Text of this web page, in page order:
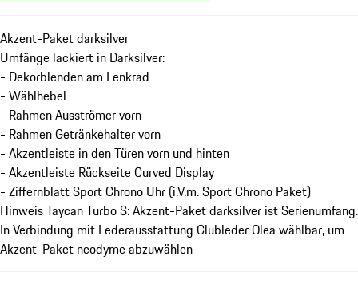
Akzent-Paket darksilver
Umfänge lackiert in Darksilver:
- Dekorblenden am Lenkrad
- Wählhebel
- Rahmen Ausströmer vorn
- Rahmen Getränkehalter vorn
- Akzentleiste in den Türen vorn und hinten
- Akzentleiste Rückseite Curved Display
- Ziffernblatt Sport Chrono Uhr (i.V.m. Sport Chrono Paket)
Hinweis Taycan Turbo S: Akzent-Paket darksilver ist Serienumfang.
In Verbindung mit Lederausstattung Clubleder Olea wählbar, um
Akzent-Paket neodyme abzuwählen